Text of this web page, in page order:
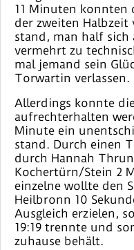
11 Minuten konnten
der zweiten Halbzeit
stand, man half sich
vermehrt zu
mal jemand sein
Torwartin verlassen.
Allerdings konnte
aufrechterhalten
Minute ein
stand. Durch einen
durch Hannah
Kochertürn/Stein 2
einzelne wollte den
Heilbronn 10
Ausgleich erzielen,
19:19 trennte und
zuhause behält.